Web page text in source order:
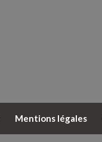
Mentions légales